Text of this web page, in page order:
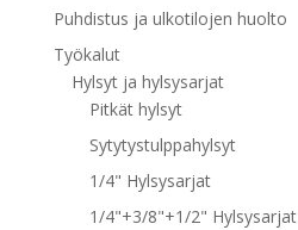
Puhdistus ja ulkotilojen huolto
Työkalut
Hylsyt ja hylsysarjat
Pitkät hylsyt
Sytytystulppahylsyt
1/4" Hylsysarjat
1/4"+3/8"+1/2" Hylsysarjat